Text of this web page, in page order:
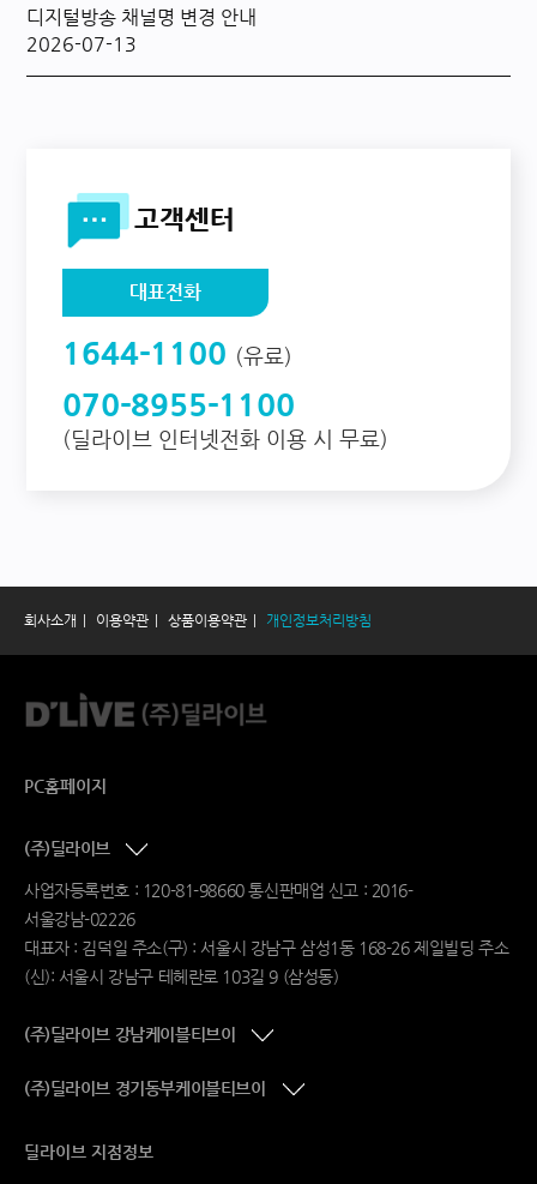
디지털방송 채널명 변경 안내
2026-07-13
고객센터
대표전화
1644-1100 (유료)
070-8955-1100
(딜라이브 인터넷전화 이용 시 무료)
회사소개 이용약관 상품이용약관 개인정보처리방침
PC홈페이지
(주)딜라이브
사업자등록번호 : 120-81-98660 통신판매업 신고 : 2016-
서울강남-02226
대표자 : 김덕일 주소(구) : 서울시 강남구 삼성1동 168-26 제일빌딩 주소
(신): 서울시 강남구 테헤란로 103길 9 (삼성동)
(주)딜라이브 강남케이블티브이
(주)딜라이브 경기동부케이블티브이
딜라이브 지점정보